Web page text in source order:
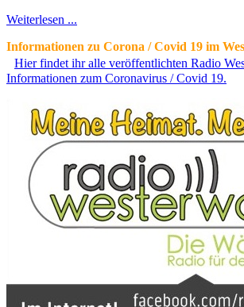
Weiterlesen ...
Informationen zu Corona / Covid 19 im
Hier findet ihr alle veröffentlichten Radio
Informationen zum Coronavirus / Covid 19.